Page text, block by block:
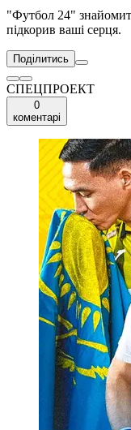
"Футбол 24"
підкорив ваші серця.
Поділитись
СПЕЦПРОЕКТ
0
коментарі